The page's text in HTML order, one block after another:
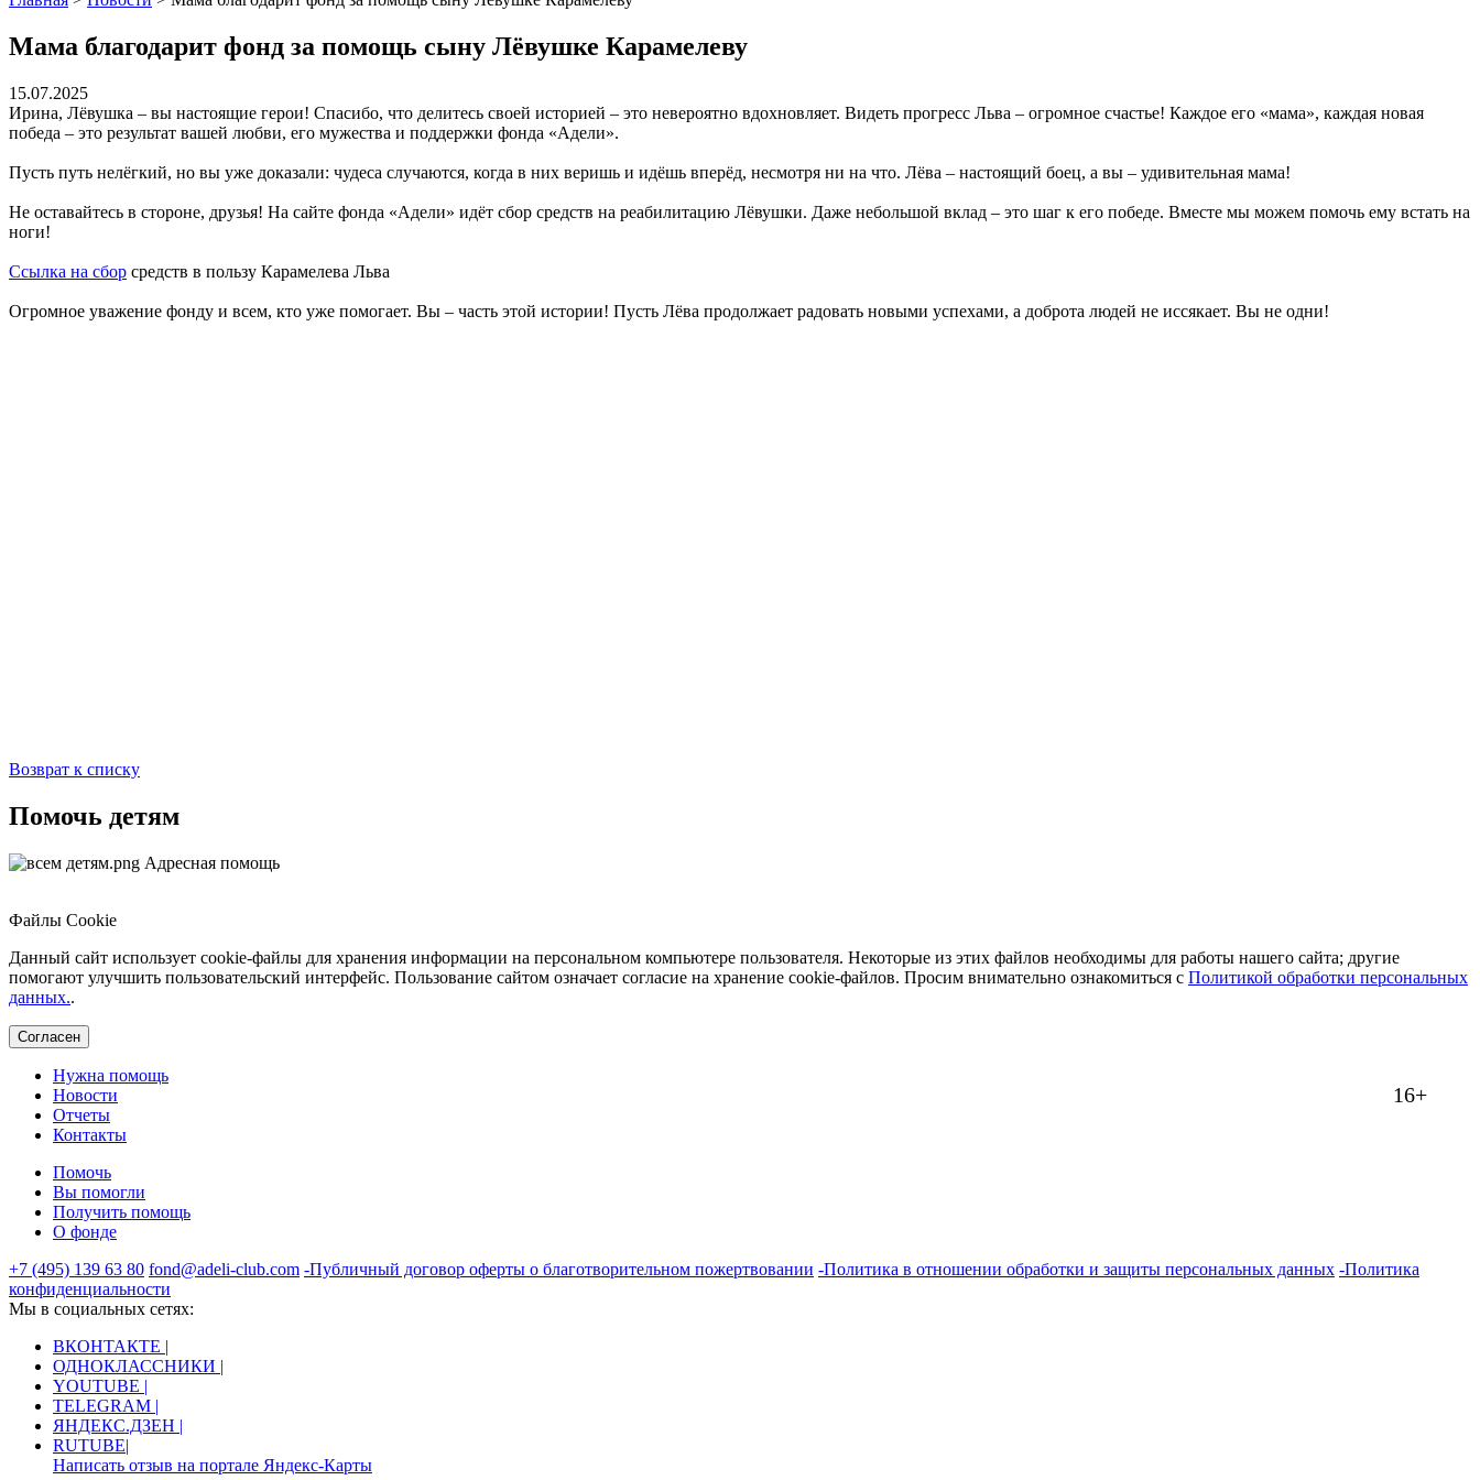
Мама благодарит фонд за помощь сыну Лёвушке Карамелеву
15.07.2025
Ирина, Лёвушка – вы настоящие герои! Спасибо, что делитесь своей историей – это невероятно вдохновляет. Видеть прогресс Льва – огромное счастье! Каждое его «мама», каждая новая
победа – это результат вашей любви, его мужества и поддержки фонда «Адели».
Пусть путь нелёгкий, но вы уже доказали: чудеса случаются, когда в них веришь и идёшь вперёд, несмотря ни на что. Лёва – настоящий боец, а вы – удивительная мама!
Не оставайтесь в стороне, друзья! На сайте фонда «Адели» идёт сбор средств на реабилитацию Лёвушки. Даже небольшой вклад – это шаг к его победе. Вместе мы можем помочь ему встать на
ноги!
Ссылка на сбор средств в пользу Карамелева Льва
Огромное уважение фонду и всем, кто уже помогает. Вы – часть этой истории! Пусть Лёва продолжает радовать новыми успехами, а доброта людей не иссякает. Вы не одни!
Возврат к списку
Помочь детям
Адресная помощь
Файлы Cookie
Данный сайт использует cookie-файлы для хранения информации на персональном компьютере пользователя. Некоторые из этих файлов необходимы для работы нашего сайта; другие
помогают улучшить пользовательский интерфейс. Пользование сайтом означает согласие на хранение cookie-файлов. Просим внимательно ознакомиться с Политикой обработки персональных
данных..
Согласен
16+
Нужна помощь
Новости
Отчеты
Контакты
Помочь
Вы помогли
Получить помощь
О фонде
+7 (495) 139 63 80 fond@adeli-club.com -Публичный договор оферты о благотворительном пожертвовании -Политика в отношении обработки и защиты персональных данных -Политика
конфиденциальности
Мы в социальных сетях:
ВКОНТАКТЕ |
ОДНОКЛАССНИКИ |
YOUTUBE |
TELEGRAM |
ЯНДЕКС.ДЗЕН |
RUTUBE|
Написать отзыв на портале Яндекс-Карты